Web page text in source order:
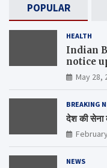
POPULAR
HEALTH
Indian
notice
theMay 28,
BREAKING
देश की सेना
NEWS